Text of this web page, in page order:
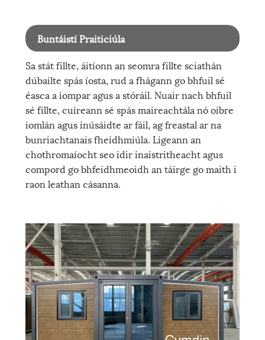
Buntáistí Praiticiúla
Sa stát fillte, áitíonn an seomra fillte sciathán
dúbailte spás íosta, rud a fhágann go bhfuil sé
éasca a iompar agus a stóráil. Nuair nach bhfuil
sé fillte, cuireann sé spás maireachtála nó oibre
iomlán agus inúsáidte ar fáil, ag freastal ar na
bunriachtanais fheidhmiúla. Ligeann an
chothromaíocht seo idir inaistritheacht agus
compord go bhfeidhmeoidh an táirge go maith i
raon leathan cásanna.